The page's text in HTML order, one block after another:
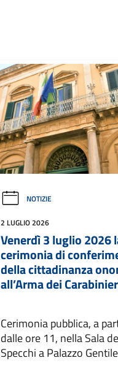
NOTIZIE
2 LUGLIO 2026
Venerdì 3 luglio 2026
cerimonia di
della cittadinanza
all’Arma dei
Cerimonia pubblica, a
dalle ore 11, nella Sala
Specchi a Palazzo Gentile